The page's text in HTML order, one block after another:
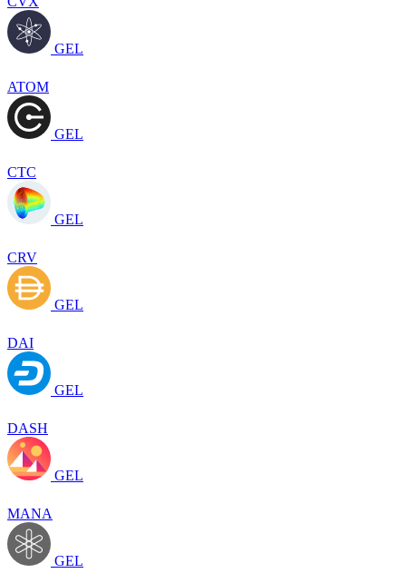
GEL
ATOM
GEL
CTC
GEL
CRV
GEL
DAI
GEL
DASH
GEL
MANA
GEL